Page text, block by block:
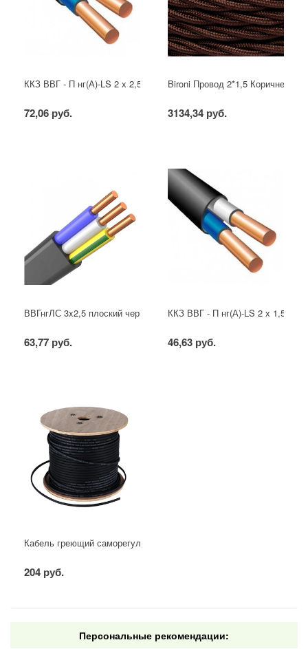
ККЗ ВВГ - П нг(А)-LS 2 х 2,5 ГОСТ
72,06 руб.
Bironi Провод 2*1,5 Коричневый
3134,34 руб.
ВВГнгЛС 3x2,5 плоский черный
63,77 руб.
ККЗ ВВГ - П нг(А)-LS 2 х 1,5
46,63 руб.
Кабель греющий саморегулирующийся для труб, водостоков,
204 руб.
Персональные рекомендации: